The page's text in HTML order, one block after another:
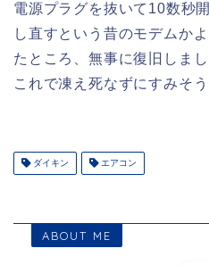
電源プラグを抜いて10数秒
し直すという昔のモデムか
たところ、無事に復旧しまし
これで凍え死なずにすみそう
ダイキン エアコン
ABOUT ME